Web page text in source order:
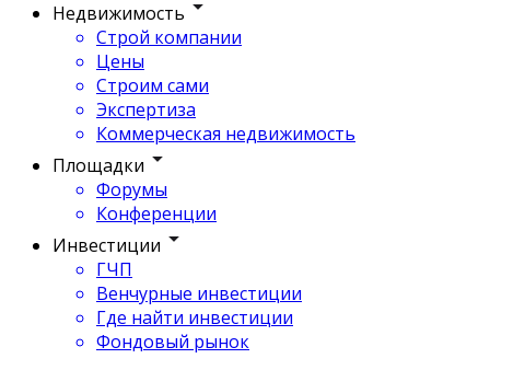
Недвижимость
Строй компании
Цены
Строим сами
Экспертиза
Коммерческая недвижимость
Площадки
Форумы
Конференции
Инвестиции
ГЧП
Венчурные инвестиции
Где найти инвестиции
Фондовый рынок